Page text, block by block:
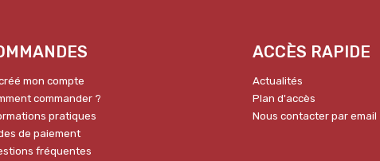
mon compte
commander ?
pratiques
de paiement
fréquentes
ACCÈS RAPIDE
Actualités
Plan d'accès
Nous contacter par email